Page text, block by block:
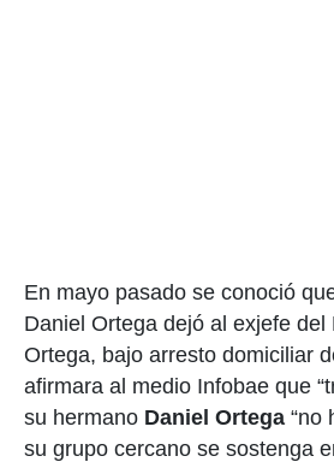
En mayo pasado se conoció
Daniel Ortega dejó al exjefe
Ortega, bajo arresto domiciliar
afirmara al medio Infobae que
su hermano Daniel Ortega “no
su grupo cercano se sostenga